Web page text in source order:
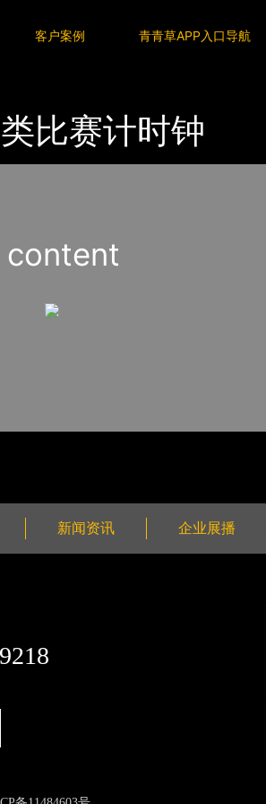
客户案例 青青草APP入口导航
比赛计时钟
content
新闻资讯 企业展播